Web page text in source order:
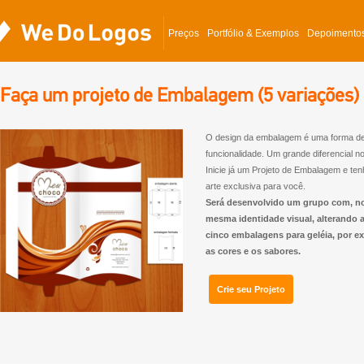
Preços Portfólio & Exemplos
Faça um projeto de Embalagem (5
O design da embalagem é uma forma
funcionalidade. Um grande diferencial
Inicie já um Projeto de Embalagem e
arte exclusiva para você.
Será desenvolvido um grupo com,
mesma identidade visual, alterando
cinco embalagens para geléia, por
as cores e os sabores.
Crie seu Projeto